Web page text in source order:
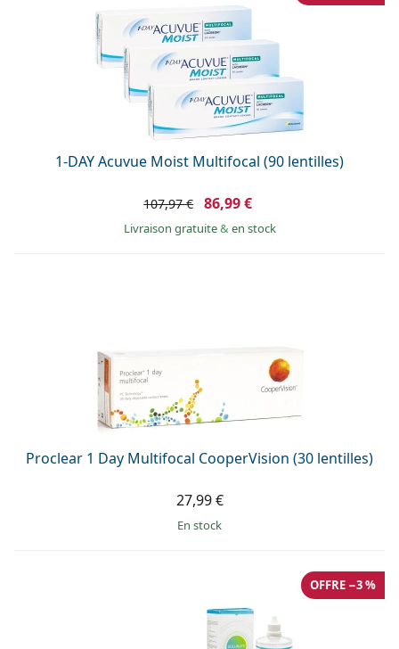
1-DAY Acuvue Moist Multifocal (90 lentilles)
107,97 € 86,99 €
Livraison gratuite& en stock
Proclear 1 Day Multifocal CooperVision (30 lentilles)
27,99 €
en stock
OFFRE −3 %